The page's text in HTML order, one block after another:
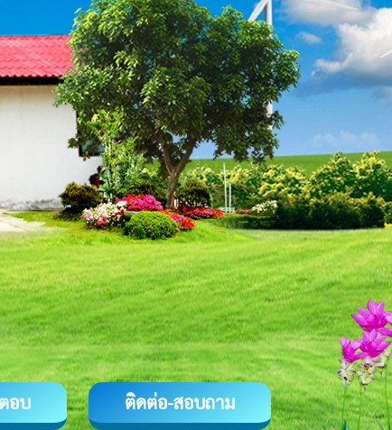
อบ ติดต่อ-สอบถาม